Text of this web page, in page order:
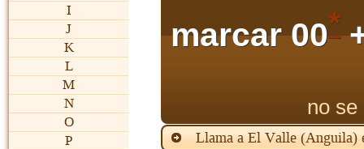
I
J
K
L
M
N
O
P
marcar 00*
no
Llama a El Valle (Anguila)